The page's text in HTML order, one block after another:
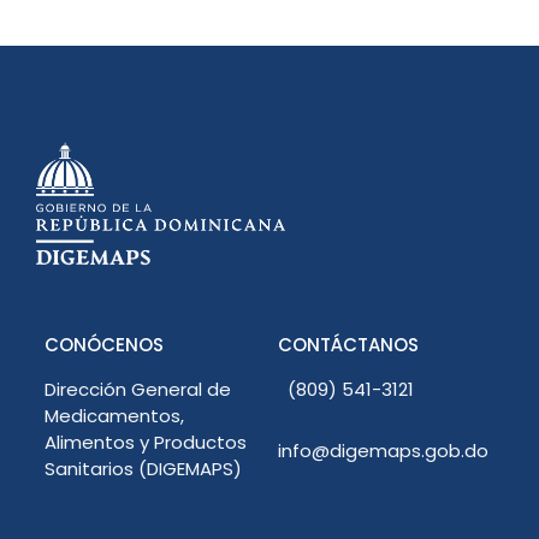
CONÓCENOS
Dirección General de
Medicamentos,
Alimentos y Productos
Sanitarios (DIGEMAPS)
CONTÁCTANOS
(809) 541-3121
info@digemaps.gob.do